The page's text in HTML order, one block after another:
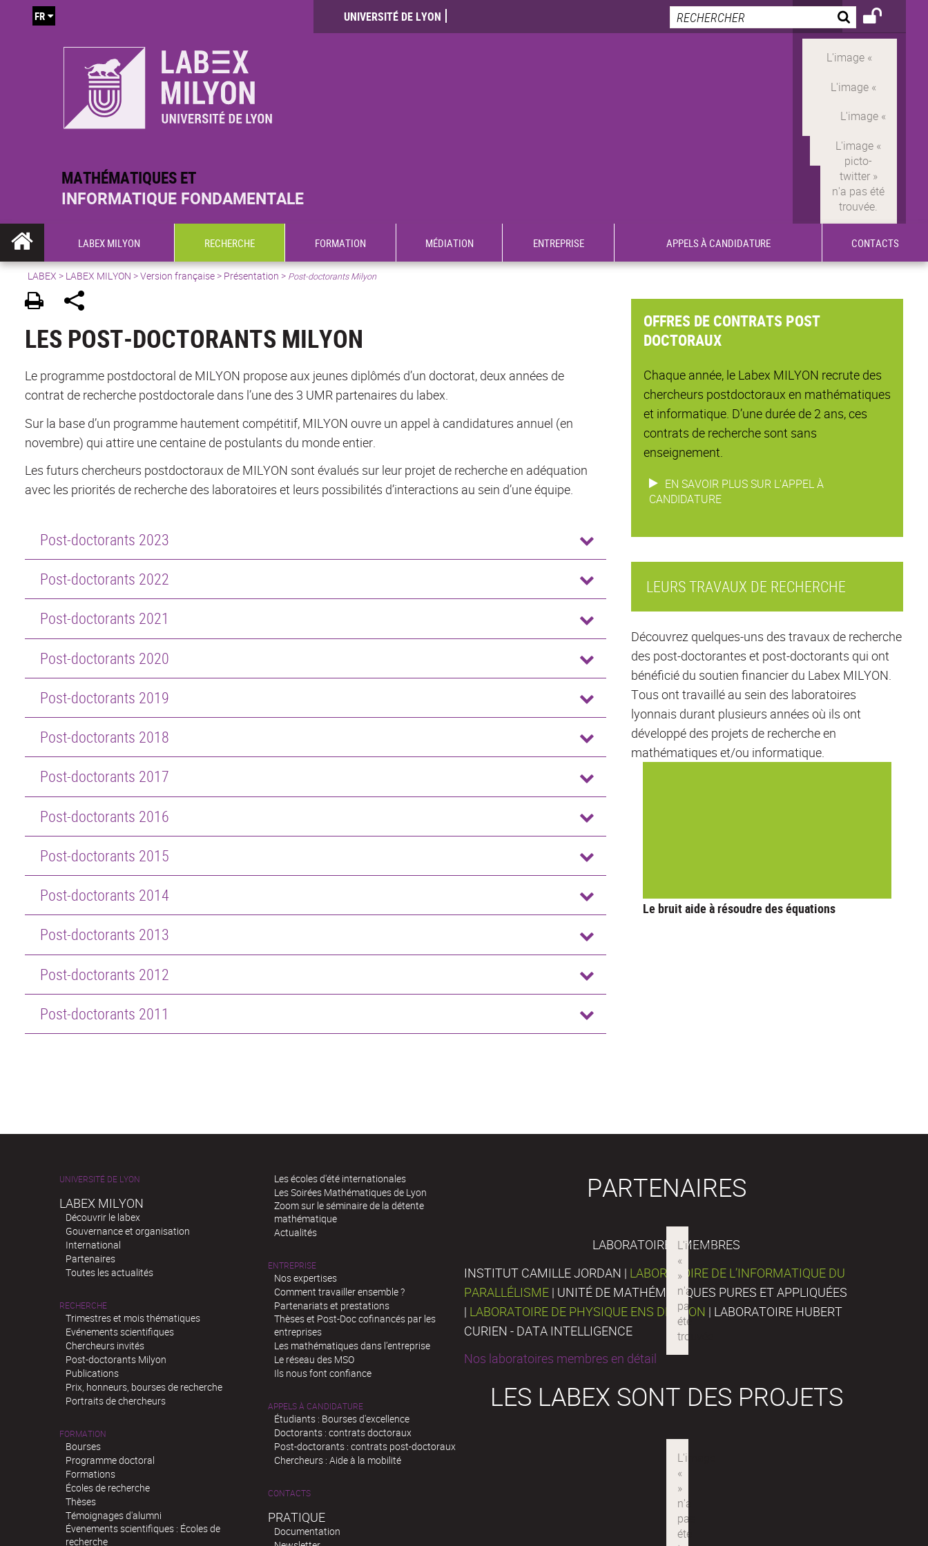
MATHÉMATIQUES ET
INFORMATIQUE FONDAMENTALE
UNIVERSITÉ DE LYON
FR
LABEX MILYON RECHERCHE FORMATION MÉDIATION ENTREPRISE APPELS À CANDIDATURE CONTACTS
LABEX > LABEX MILYON >Version française> Présentation > Post-doctorants Milyon
LES POST-DOCTORANTS MILYON
Le programme postdoctoral de MILYON propose aux jeunes diplômés d’un doctorat, deux années de
contrat de recherche postdoctorale dans l’une des 3 UMR partenaires du labex.
Sur la base d’un programme hautement compétitif, MILYON ouvre un appel à candidatures annuel (en
novembre) qui attire une centaine de postulants du monde entier.
Les futurs chercheurs postdoctoraux de MILYON sont évalués sur leur projet de recherche en adéquation
avec les priorités de recherche des laboratoires et leurs possibilités d’interactions au sein d’une équipe.
Post-doctorants 2023
Post-doctorants 2022
Post-doctorants 2021
Post-doctorants 2020
Post-doctorants 2019
Post-doctorants 2018
Post-doctorants 2017
Post-doctorants 2016
Post-doctorants 2015
Post-doctorants 2014
Post-doctorants 2013
Post-doctorants 2012
Post-doctorants 2011
OFFRES DE CONTRATS POST
DOCTORAUX
Chaque année, le Labex MILYON recrute des
chercheurs postdoctoraux en mathématiques
et informatique. D’une durée de 2 ans, ces
contrats de recherche sont sans
enseignement.
EN SAVOIR PLUS SUR L'APPEL À
CANDIDATURE
LEURS TRAVAUX DE RECHERCHE
Découvrez quelques-uns des travaux de recherche
des post-doctorantes et post-doctorants qui ont
bénéficié du soutien financier du Labex MILYON.
Tous ont travaillé au sein des laboratoires
lyonnais durant plusieurs années où ils ont
développé des projets de recherche en
mathématiques et/ou informatique.
Le bruit aide à résoudre des équations
UNIVERSITÉ DE LYON
LABEX MILYON
Découvrir le labex
Gouvernance et organisation
International
Partenaires
Toutes les actualités
RECHERCHE
Trimestres et mois thématiques
Evénements scientifiques
Chercheurs invités
Post-doctorants Milyon
Publications
Prix, honneurs, bourses de recherche
Portraits de chercheurs
FORMATION
Bourses
Programme doctoral
Formations
Écoles de recherche
Thèses
Témoignages d'alumni
Évenements scientifiques : Écoles de
recherche
Les écoles d'été internationales
Les Soirées Mathématiques de Lyon
Zoom sur le séminaire de la détente
mathématique
Actualités
ENTREPRISE
Nos expertises
Comment travailler ensemble ?
Partenariats et prestations
Thèses et Post-Doc cofinancés par les
entreprises
Les mathématiques dans l’entreprise
Le réseau des MSO
Ils nous font confiance
APPELS À CANDIDATURE
Étudiants : Bourses d'excellence
Doctorants : contrats doctoraux
Post-doctorants : contrats post-doctoraux
Chercheurs : Aide à la mobilité
CONTACTS
PRATIQUE
Documentation
PARTENAIRES
LABORATOIRES MEMBRES
INSTITUT CAMILLE JORDAN | LABORATOIRE DE L’INFORMATIQUE DU
PARALLÉLISME | UNITÉ DE MATHÉMATIQUES PURES ET APPLIQUÉES
| LABORATOIRE DE PHYSIQUE ENS DE LYON | LABORATOIRE HUBERT
CURIEN - DATA INTELLIGENCE
Nos laboratoires membres en détail
LES LABEX SONT DES PROJETS